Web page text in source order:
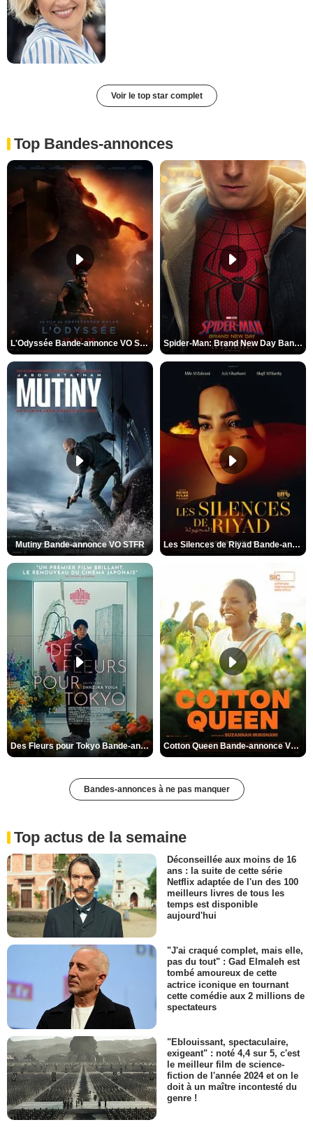
Voir le top star complet
Top Bandes-annonces
L'Odyssée Bande-annonce VO STFR Spider-Man: Brand New Day Bande-annonce VO STFR
Mutiny Bande-annonce VO STFR Les Silences de Riyad Bande-annonce VO STFR
Des Fleurs pour Tokyo Bande-annonce VO STFR Cotton Queen Bande-annonce VO STFR
Bandes-annonces à ne pas manquer
Top actus de la semaine
Déconseillée aux moins de 16
ans : la suite de cette série
Netflix adaptée de l'un des 100
meilleurs livres de tous les
temps est disponible
aujourd'hui
"J'ai craqué complet, mais elle,
pas du tout" : Gad Elmaleh est
tombé amoureux de cette
actrice iconique en tournant
cette comédie aux 2 millions de
spectateurs
"Eblouissant, spectaculaire,
exigeant" : noté 4,4 sur 5, c'est
le meilleur film de science-
fiction de l'année 2024 et on le
doit à un maître incontesté du
genre !